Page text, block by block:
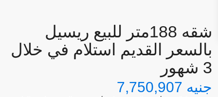
شقه 188متر للبيع ريسيل
بالسعر القديم استلام في خلال
3 شهور
جنيه 7,750,907